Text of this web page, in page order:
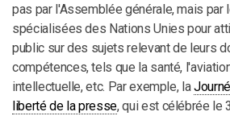
pas par l'Assemblée générale, mais par
spécialisées des Nations Unies pour
public sur des sujets relevant de leurs
compétences, tels que la santé,
intellectuelle, etc. Par exemple, la
liberté de la presse, qui est célébrée le